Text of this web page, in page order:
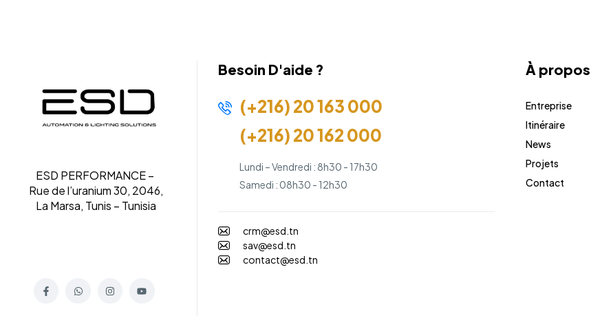
ESD PERFORMANCE –
Rue de l’uranium 30, 2046,
La Marsa, Tunis – Tunisia
Besoin D'aide ?
(+216) 20 163 000
(+216) 20 162 000
Lundi – Vendredi : 8h30 - 17h30
Samedi : 08h30 - 12h30
crm@esd.tn
sav@esd.tn
contact@esd.tn
À propos
Entreprise
Itinéraire
News
Projets
Contact